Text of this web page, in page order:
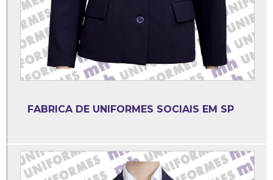
Confecção de uniformes hospitalares
Confecção de uniformes são paulo
Confecção de uniformes sp
Conjunto babá
Empresa de uniforme social
FABRICA DE UNIFORMES SOCIAIS EM SP